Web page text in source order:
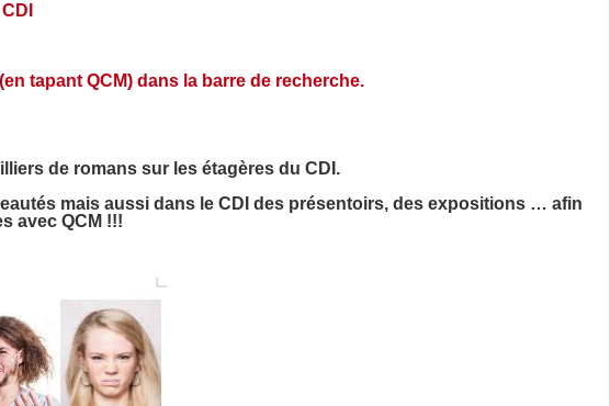
tapant QCM) dans la barre de recherche.
de romans sur les étagères du CDI.
mais aussi dans le CDI des présentoirs, des expositions … afin
avec QCM !!!